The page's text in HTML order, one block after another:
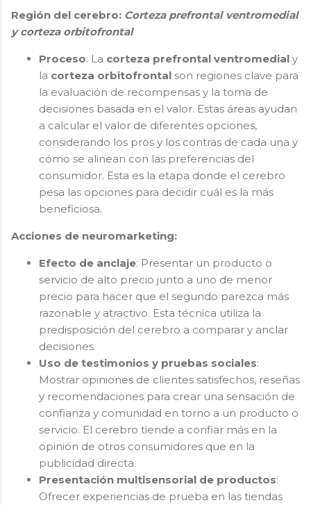
Región del cerebro: Corteza prefrontal ventromedial
y corteza orbitofrontal
Proceso: La corteza prefrontal ventromedial y
la corteza orbitofrontal son regiones clave para
la evaluación de recompensas y la toma de
decisiones basada en el valor. Estas áreas ayudan
a calcular el valor de diferentes opciones,
considerando los pros y los contras de cada una y
cómo se alinean con las preferencias del
consumidor. Esta es la etapa donde el cerebro
pesa las opciones para decidir cuál es la más
beneficiosa.
Acciones de neuromarketing:
Efecto de anclaje: Presentar un producto o
servicio de alto precio junto a uno de menor
precio para hacer que el segundo parezca más
razonable y atractivo. Esta técnica utiliza la
predisposición del cerebro a comparar y anclar
decisiones.
Uso de testimonios y pruebas sociales:
Mostrar opiniones de clientes satisfechos, reseñas
y recomendaciones para crear una sensación de
confianza y comunidad en torno a un producto o
servicio. El cerebro tiende a confiar más en la
opinión de otros consumidores que en la
publicidad directa.
Presentación multisensorial de productos:
Ofrecer experiencias de prueba en las tiendas